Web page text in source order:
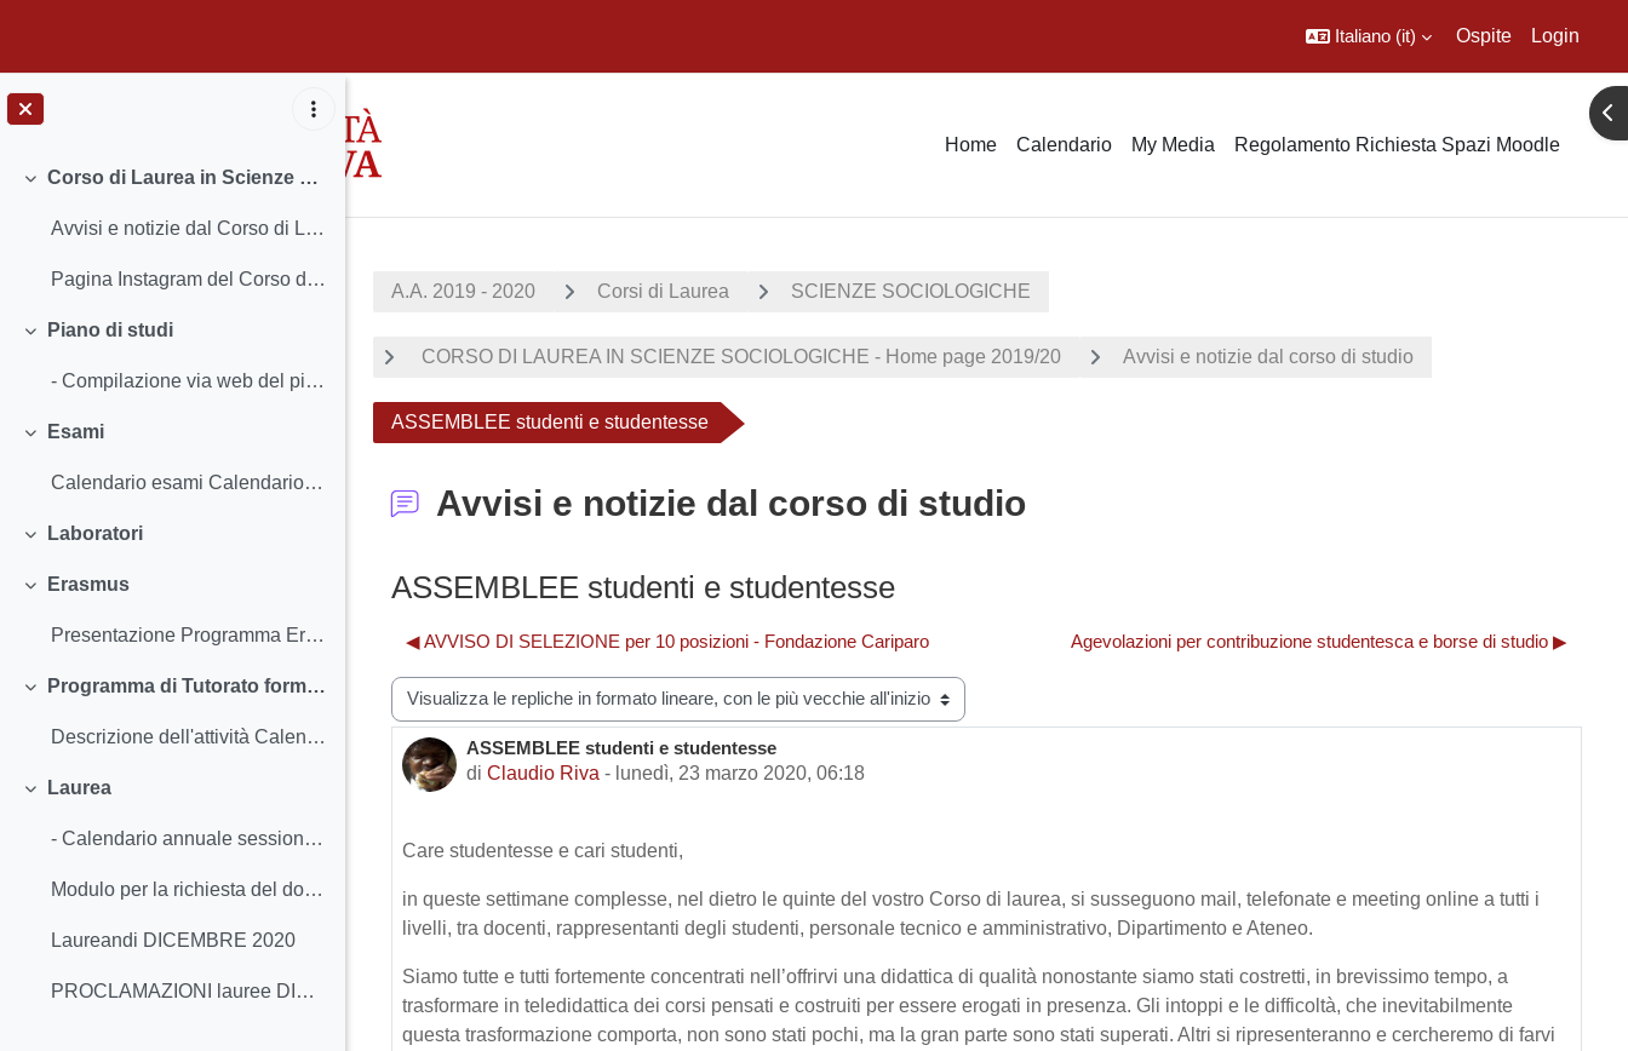
Italiano ‎(it)‎ Ospite Login
Home Calendario My Media Regolamento Richiesta Spazi Moodle
Minimizza
Corso di Laurea in Scienze Sociologiche
Avvisi e notizie dal Corso di Laurea INSEGNAMENTI...
Pagina Instagram del Corso di laurea
Minimizza
Piano di studi
- Compilazione via web del piano di studi a.a. 201...
Minimizza
Esami
Calendario esami Calendario esami di idoneità lin...
Minimizza
Laboratori
Minimizza
Erasmus
Presentazione Programma Erasmus per Scienze Sociologiche
Minimizza
Programma di Tutorato formativo
Descrizione dell'attività Calendario incontri Pri...
Minimizza
Laurea
- Calendario annuale sessioni di laurea - Istru...
Modulo per la richiesta del docente-relatore della prova finale, prima tornata 2020 (da consegnare via mail tra il 4 e il 15 Maggio 2020)
Laureandi DICEMBRE 2020
PROCLAMAZIONI lauree DICEMBRE 2020
A.A. 2019 - 2020 Corsi di Laurea SCIENZE SOCIOLOGICHE
CORSO DI LAUREA IN SCIENZE SOCIOLOGICHE - Home page 2019/20 Avvisi e notizie dal corso di studio
ASSEMBLEE studenti e studentesse
Avvisi e notizie dal corso di studio
ASSEMBLEE studenti e studentesse
◀︎ AVVISO DI SELEZIONE per 10 posizioni - Fondazione Cariparo Agevolazioni per contribuzione studentesca e borse di studio ▶︎
Modalità visualizzazione
ASSEMBLEE studenti e studentesse
di Claudio Riva - lunedì, 23 marzo 2020, 06:18
Numero di risposte: 0
Care studentesse e cari studenti,
in queste settimane complesse, nel dietro le quinte del vostro Corso di laurea, si susseguono mail, telefonate e meeting online a tutti i
livelli, tra docenti, rappresentanti degli studenti, personale tecnico e amministrativo, Dipartimento e Ateneo.
Siamo tutte e tutti fortemente concentrati nell’offrirvi una didattica di qualità nonostante siamo stati costretti, in brevissimo tempo, a
trasformare in teledidattica dei corsi pensati e costruiti per essere erogati in presenza. Gli intoppi e le difficoltà, che inevitabilmente
questa trasformazione comporta, non sono stati pochi, ma la gran parte sono stati superati. Altri si ripresenteranno e cercheremo di farvi